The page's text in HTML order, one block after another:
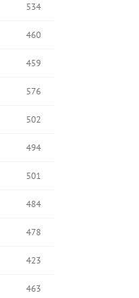
534
460
459
576
502
494
501
484
478
423
463